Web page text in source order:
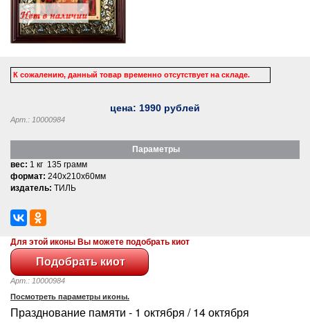
К сожалению, данный товар временно отсутствует на складе.
цена: 1990 рублей
Арт.: 10000984
Параметры
вес: 1 кг 135 грамм
формат: 240x210x60мм
издатель: ТИЛЬ
Для этой иконы Вы можете подобрать киот
Арт.: 10000984
Посмотреть параметры иконы.
Празднование памяти - 1 октября / 14 октября